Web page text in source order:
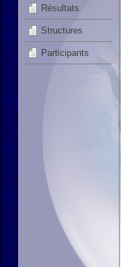
Résultats
Structures
Participants